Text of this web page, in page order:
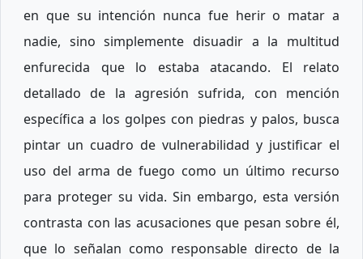
en que su intención nunca fue herir o matar a
nadie, sino simplemente disuadir a la multitud
enfurecida que lo estaba atacando. El relato
detallado de la agresión sufrida, con mención
específica a los golpes con piedras y palos, busca
pintar un cuadro de vulnerabilidad y justificar el
uso del arma de fuego como un último recurso
para proteger su vida. Sin embargo, esta versión
contrasta con las acusaciones que pesan sobre él,
que lo señalan como responsable directo de la